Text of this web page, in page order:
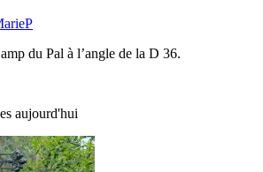
du Pal à l’angle de la D 36.
aujourd'hui